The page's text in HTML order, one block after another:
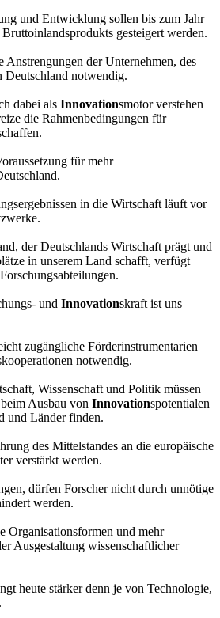
und Entwicklung sollen bis zum Jahr
gesteigert werden.
Anstrengungen der Unternehmen, des
Deutschland notwendig.
dabei als Innovationsmotor verstehen
die Rahmenbedingungen für
für mehr
in die Wirtschaft läuft vor
der Deutschlands Wirtschaft prägt und
in unserem Land schafft, verfügt
und Innovationskraft ist uns
zugängliche Förderinstrumentarien
notwendig.
Wissenschaft und Politik müssen
Ausbau von Innovationspotentialen
und Länder finden.
des Mittelstandes an die europäische
verstärkt werden.
dürfen Forscher nicht durch unnötige
werden.
Organisationsformen und mehr
Ausgestaltung wissenschaftlicher
heute stärker denn je von Technologie,